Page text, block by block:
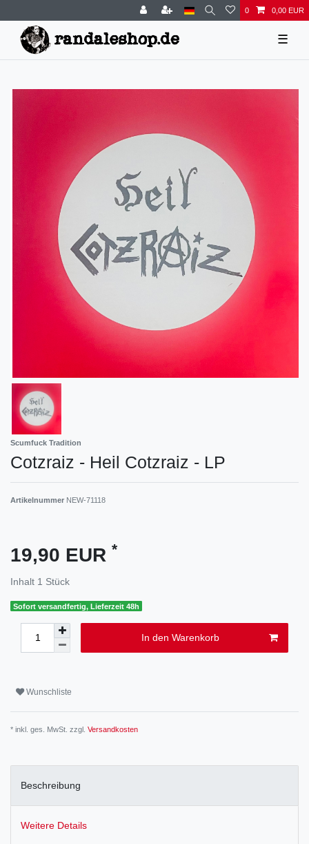
0 0,00 EUR
☰
Scumfuck Tradition
Cotzraiz - Heil Cotzraiz - LP
Artikelnummer NEW-71118
19,90 EUR *
Inhalt 1 Stück
Sofort versandfertig, Lieferzeit 48h
In den Warenkorb
Wunschliste
* inkl. ges. MwSt. zzgl. Versandkosten
Beschreibung
Weitere Details